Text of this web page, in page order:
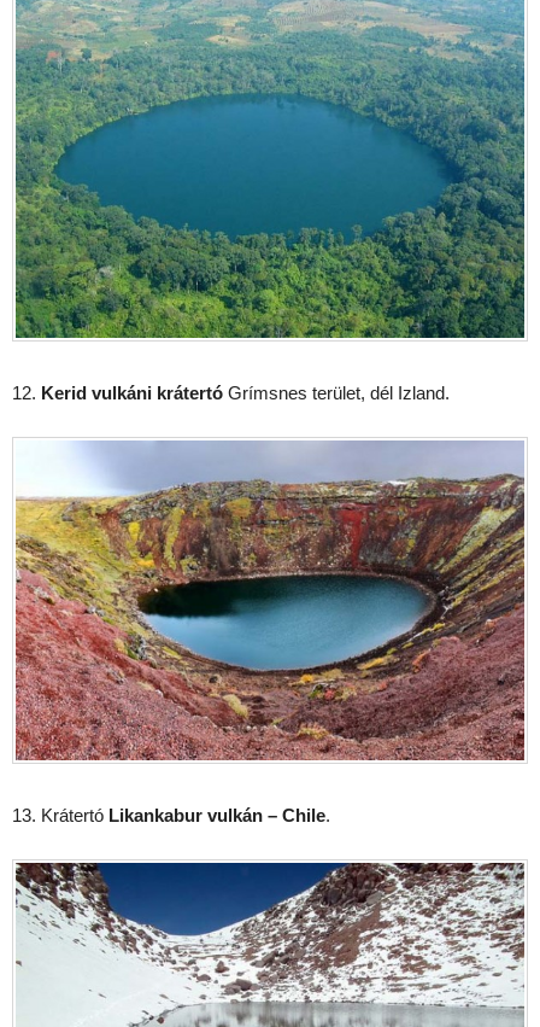
12. Kerid vulkáni krátertó Grímsnes terület, dél Izland.
13. Krátertó Likankabur vulkán – Chile.